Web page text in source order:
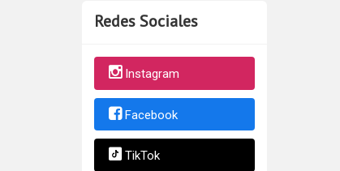
Redes Sociales
Instagram
Facebook
TikTok